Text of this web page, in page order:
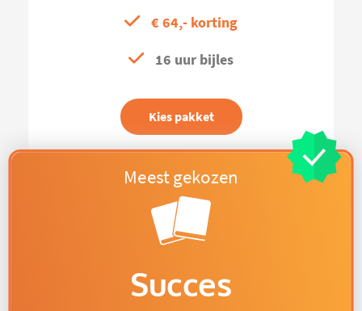
€ 64,- korting
16 uur bijles
Kies pakket
Succes